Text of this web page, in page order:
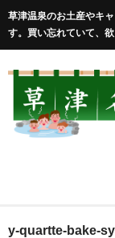
草津温泉のお土産やキ
す。買い忘れていて、
HOME
y-quartte-bake-